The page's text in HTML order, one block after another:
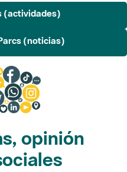
(actividades)
(noticias)
opinión